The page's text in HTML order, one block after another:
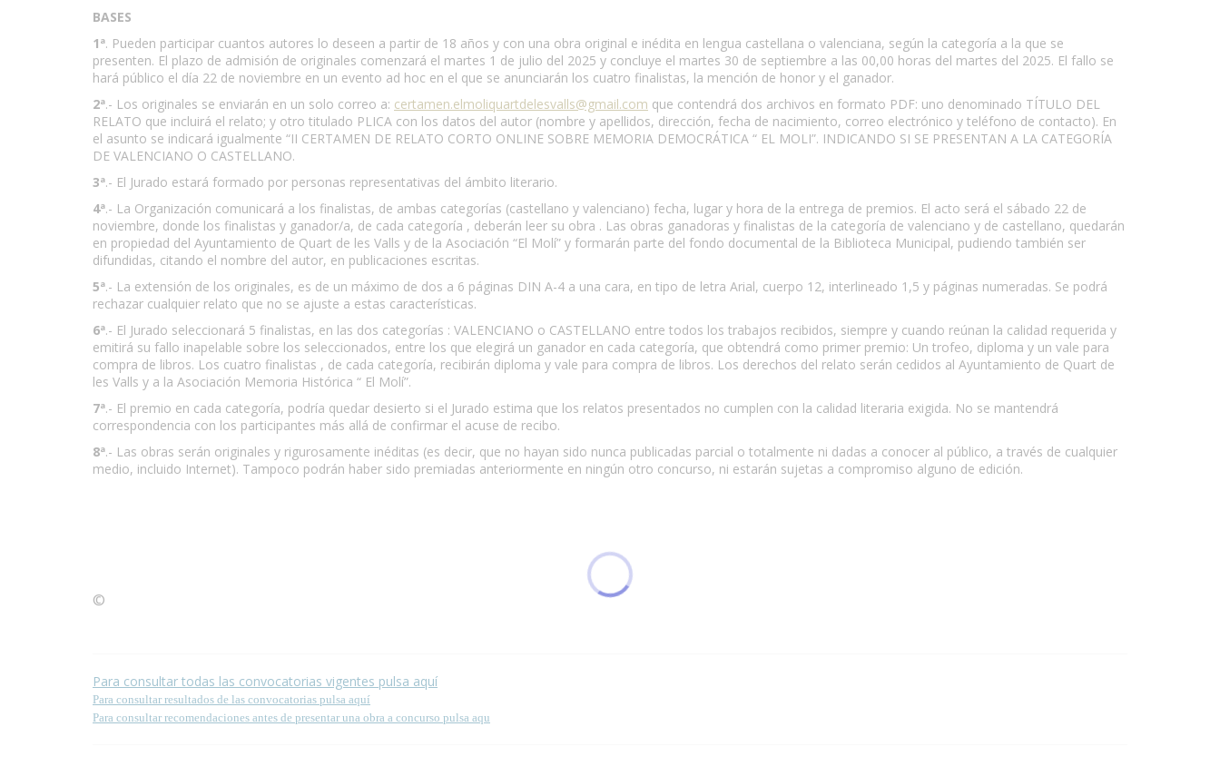
BASES
1ª. Pueden participar cuantos autores lo deseen a partir de 18 años y con una obra original e inédita en lengua castellana o valenciana, según la categoría a la que se
presenten. El plazo de admisión de originales comenzará el martes 1 de julio del 2025 y concluye el martes 30 de septiembre a las 00,00 horas del martes del 2025. El fallo se
hará público el día 22 de noviembre en un evento ad hoc en el que se anunciarán los cuatro finalistas, la mención de honor y el ganador.
2ª.- Los originales se enviarán en un solo correo a: certamen.elmoliquartdelesvalls@gmail.com que contendrá dos archivos en formato PDF: uno denominado TÍTULO DEL
RELATO que incluirá el relato; y otro titulado PLICA con los datos del autor (nombre y apellidos, dirección, fecha de nacimiento, correo electrónico y teléfono de contacto). En
el asunto se indicará igualmente “II CERTAMEN DE RELATO CORTO ONLINE SOBRE MEMORIA DEMOCRÁTICA “ EL MOLI”. INDICANDO SI SE PRESENTAN A LA CATEGORÍA
DE VALENCIANO O CASTELLANO.
3ª.- El Jurado estará formado por personas representativas del ámbito literario.
4ª.- La Organización comunicará a los finalistas, de ambas categorías (castellano y valenciano) fecha, lugar y hora de la entrega de premios. El acto será el sábado 22 de
noviembre, donde los finalistas y ganador/a, de cada categoría , deberán leer su obra . Las obras ganadoras y finalistas de la categoría de valenciano y de castellano, quedarán
en propiedad del Ayuntamiento de Quart de les Valls y de la Asociación “El Molí” y formarán parte del fondo documental de la Biblioteca Municipal, pudiendo también ser
difundidas, citando el nombre del autor, en publicaciones escritas.
5ª.- La extensión de los originales, es de un máximo de dos a 6 páginas DIN A-4 a una cara, en tipo de letra Arial, cuerpo 12, interlineado 1,5 y páginas numeradas. Se podrá
rechazar cualquier relato que no se ajuste a estas características.
6ª.- El Jurado seleccionará 5 finalistas, en las dos categorías : VALENCIANO o CASTELLANO entre todos los trabajos recibidos, siempre y cuando reúnan la calidad requerida y
emitirá su fallo inapelable sobre los seleccionados, entre los que elegirá un ganador en cada categoría, que obtendrá como primer premio: Un trofeo, diploma y un vale para
compra de libros. Los cuatro finalistas , de cada categoría, recibirán diploma y vale para compra de libros. Los derechos del relato serán cedidos al Ayuntamiento de Quart de
les Valls y a la Asociación Memoria Histórica “ El Molí”.
7ª.- El premio en cada categoría, podría quedar desierto si el Jurado estima que los relatos presentados no cumplen con la calidad literaria exigida. No se mantendrá
correspondencia con los participantes más allá de confirmar el acuse de recibo.
8ª.- Las obras serán originales y rigurosamente inéditas (es decir, que no hayan sido nunca publicadas parcial o totalmente ni dadas a conocer al público, a través de cualquier
medio, incluido Internet). Tampoco podrán haber sido premiadas anteriormente en ningún otro concurso, ni estarán sujetas a compromiso alguno de edición.
©
Para consultar todas las convocatorias vigentes pulsa aquí
Para consultar resultados de las convocatorias pulsa aquí
Para consultar recomendaciones antes de presentar una obra a concurso pulsa aqu